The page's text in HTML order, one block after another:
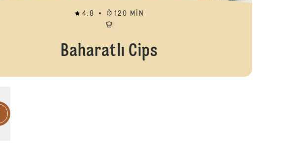
4.8 120 MIN
Baharatlı Cips